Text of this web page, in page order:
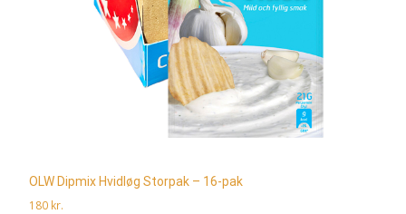
OLW Dipmix Hvidløg Storpak – 16-pak
180 kr.